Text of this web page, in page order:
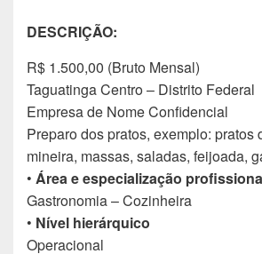
DESCRIÇÃO:
R$ 1.500,00 (Bruto Mensal)
Taguatinga Centro – Distrito Federal
Empresa de Nome Confidencial
Preparo dos pratos, exemplo: pratos
mineira, massas, saladas, feijoada,
• Área e especialização
Gastronomia – Cozinheira
• Nível hierárquico
Operacional